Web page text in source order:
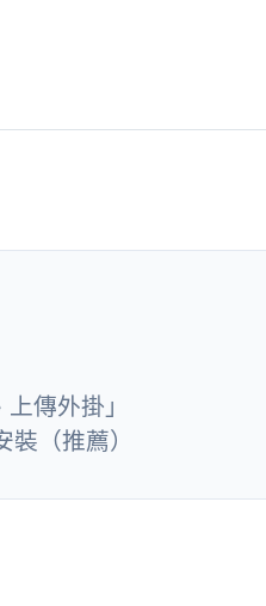
傳外掛」
（推薦）